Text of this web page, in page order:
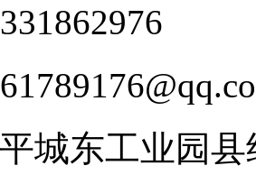
城东工业园县